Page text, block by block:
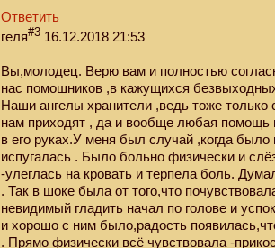
Ответить
геля#3 16.12.2018 21:53
Вы,молодец. Верю вам и полностью
нас помошников ,в кажущихся
Наши ангелы хранители ,ведь тоже только
нам приходят , да и вообще любая помощь
в его руках.У меня был случай ,когда было
испугалась . Было больно физически и
-улеглась на кровать и терпела боль.
. Так в шоке была от того,что
невидимый гладить начал по голове и
и хорошо с ним было,радость
. Прямо физически всё чувствовала -